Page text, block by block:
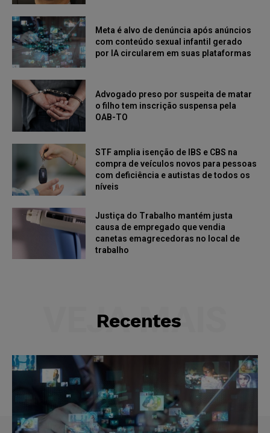
Meta é alvo de denúncia após anúncios
com conteúdo sexual infantil gerado
por IA circularem em suas plataformas
Advogado preso por suspeita de matar
o filho tem inscrição suspensa pela
OAB-TO
STF amplia isenção de IBS e CBS na
compra de veículos novos para pessoas
com deficiência e autistas de todos os
níveis
Justiça do Trabalho mantém justa
causa de empregado que vendia
canetas emagrecedoras no local de
trabalho
Recentes
VEJA MAIS